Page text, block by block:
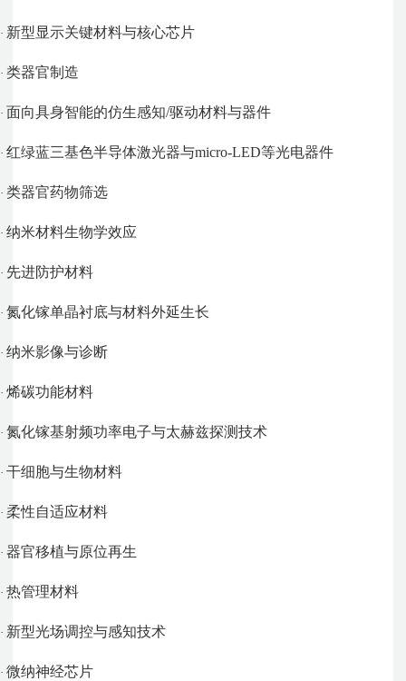
· 新型显示关键材料与核心芯片
·类器官制造
· 面向具身智能的仿生感知/驱动材料与器件
·红绿蓝三基色半导体激光器与micro-LED等光电器件
·类器官药物筛选
·纳米材料生物学效应
· 先进防护材料
·氮化镓单晶衬底与材料外延生长
·纳米影像与诊断
·烯碳功能材料
·氮化镓基射频功率电子与太赫兹探测技术
·干细胞与生物材料
·柔性自适应材料
·器官移植与原位再生
·热管理材料
· 新型光场调控与感知技术
·微纳神经芯片